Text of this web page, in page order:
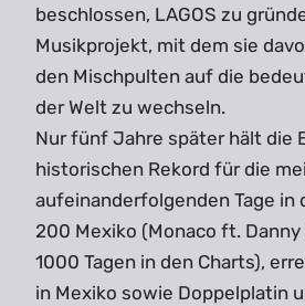
beschlossen, LAGOS zu
Musikprojekt, mit dem sie
den Mischpulten auf die
der Welt zu wechseln.
Nur fünf Jahre später hält die
historischen Rekord für die
aufeinanderfolgenden Tage in
200 Mexiko (Monaco ft.
1000 Tagen in den Charts),
in Mexiko sowie Doppelplatin